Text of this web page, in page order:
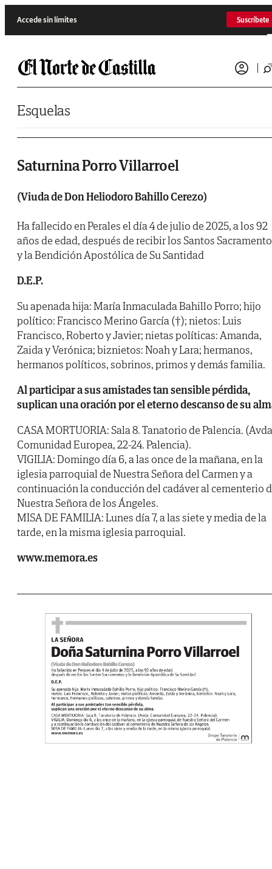
Accede sin límites Suscríbete
Esquelas
Saturnina Porro Villarroel
(Viuda de Don Heliodoro Bahillo Cerezo)
Ha fallecido en Perales el día 4 de julio de 2025, a los 92
años de edad, después de recibir los Santos
y la Bendición Apostólica de Su Santidad
D.E.P.
Su apenada hija: María Inmaculada Bahillo Porro; hijo
político: Francisco Merino García (†); nietos: Luis
Francisco, Roberto y Javier; nietas políticas: Amanda,
Zaida y Verónica; biznietos: Noah y Lara; hermanos,
hermanos políticos, sobrinos, primos y demás familia.
Al participar a sus amistades tan sensible pérdida,
suplican una oración por el eterno descanso de su
CASA MORTUORIA: Sala 8. Tanatorio de Palencia.
Comunidad Europea, 22-24. Palencia).
VIGILIA: Domingo día 6, a las once de la mañana, en la
iglesia parroquial de Nuestra Señora del Carmen y a
continuación la conducción del cadáver al cementerio
Nuestra Señora de los Ángeles.
MISA DE FAMILIA: Lunes día 7, a las siete y media de la
tarde, en la misma iglesia parroquial.
www.memora.es